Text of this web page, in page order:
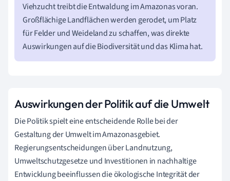
Viehzucht treibt die Entwaldung im Amazonas voran.
Großflächige Landflächen werden gerodet, um Platz
für Felder und Weideland zu schaffen, was direkte
Auswirkungen auf die Biodiversität und das Klima hat.
Auswirkungen der Politik auf die Umwelt
Die Politik spielt eine entscheidende Rolle bei der
Gestaltung der Umwelt im Amazonasgebiet.
Regierungsentscheidungen über Landnutzung,
Umweltschutzgesetze und Investitionen in nachhaltige
Entwicklung beeinflussen die ökologische Integrität der